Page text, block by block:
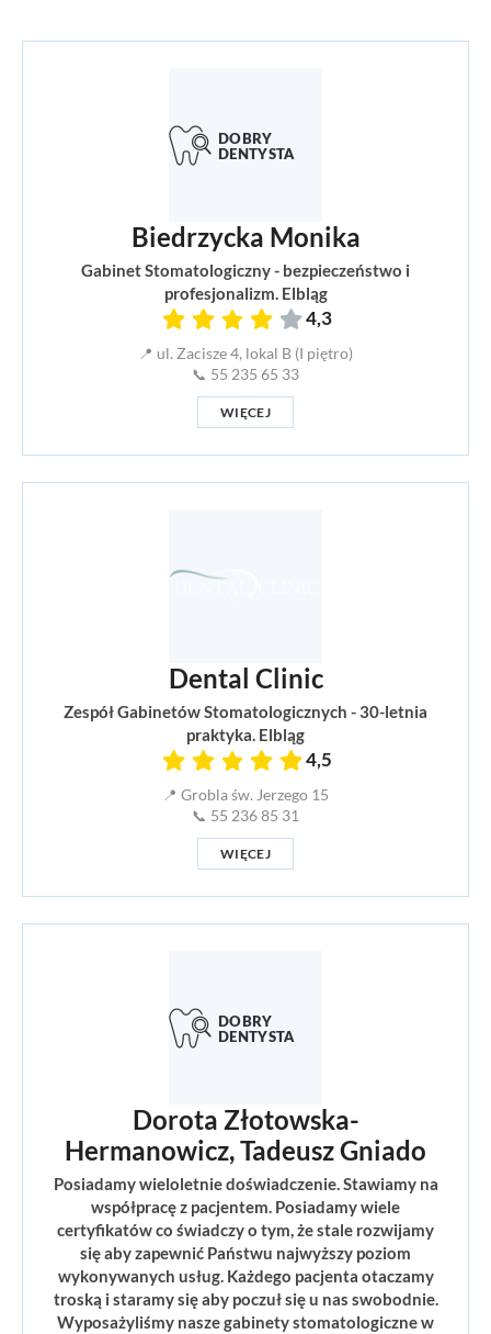
Biedrzycka Monika
Gabinet Stomatologiczny - bezpieczeństwo i
profesjonalizm. Elbląg
4,3
📍 ul. Zacisze 4, lokal B (I piętro)
📞 55 235 65 33
WIĘCEJ
Dental Clinic
Zespół Gabinetów Stomatologicznych - 30-letnia
praktyka. Elbląg
4,5
📍 Grobla św. Jerzego 15
📞 55 236 85 31
WIĘCEJ
Dorota Złotowska-
Hermanowicz, Tadeusz Gniado
Posiadamy wieloletnie doświadczenie. Stawiamy na
współpracę z pacjentem. Posiadamy wiele
certyfikatów co świadczy o tym, że stale rozwijamy
się aby zapewnić Państwu najwyższy poziom
wykonywanych usług. Każdego pacjenta otaczamy
troską i staramy się aby poczuł się u nas swobodnie.
Wyposażyliśmy nasze gabinety stomatologiczne w